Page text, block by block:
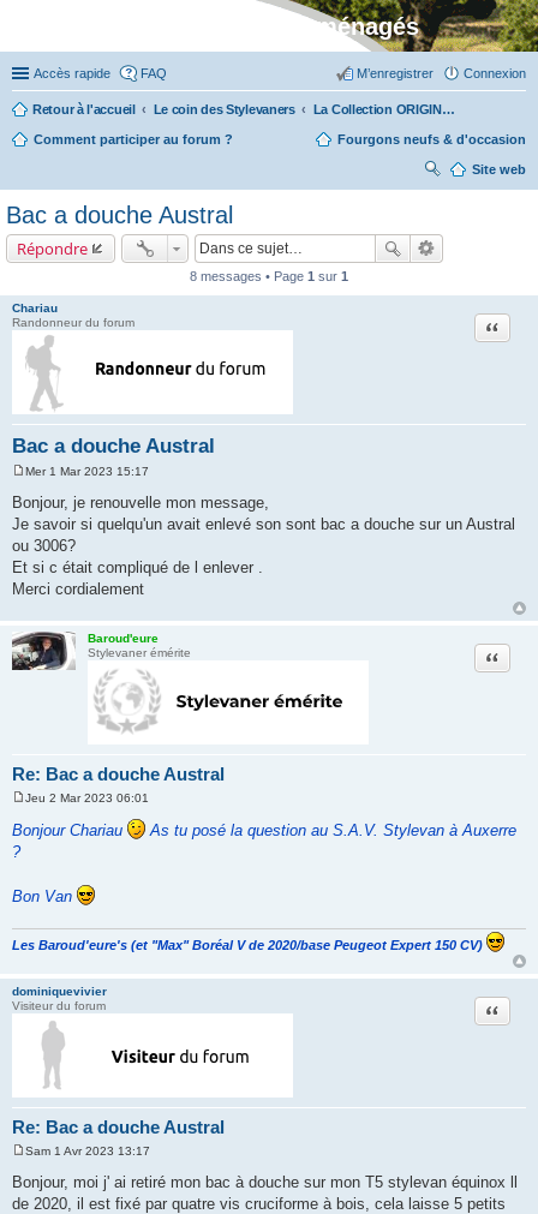
Stylevan - Vans aménagés
Accès rapide FAQ Connexion
M’enregistrer
Retour à l'accueil Le coin des Stylevaners La Collection ORIGIN (fabriquée dans notre atelier à Auxerre)
Comment participer au forum ? Fourgons neufs & d'occasion
Site web
ch
Bac a douche Austral
Répondre
8 messages • Page 1 sur 1
Chariau
Randonneur du forum
Bac a douche Austral
Citation
s
s
g
e
Mer 1 Mar 2023 15:17
Bonjour, je renouvelle mon message,
Je savoir si quelqu'un avait enlevé son sont bac a douche sur un Austral
ou 3006?
Et si c était compliqué de l enlever .
Merci cordialement
Baroud'eure
Stylevaner émérite
Re: Bac a douche Austral
Citation
s
e
Jeu 2 Mar 2023 06:01
Bonjour Chariau
As tu posé la question au S.A.V. Stylevan à Auxerre
?
Bon Van
Les Baroud'eure's (et "Max" Boréal V de 2020/base Peugeot Expert 150 CV)
dominiquevivier
Visiteur du forum
Re: Bac a douche Austral
Citation
s
s
Sam 1 Avr 2023 13:17
Bonjour, moi j' ai retiré mon bac à douche sur mon T5 stylevan équinox ll
de 2020, il est fixé par quatre vis cruciforme à bois, cela laisse 5 petits